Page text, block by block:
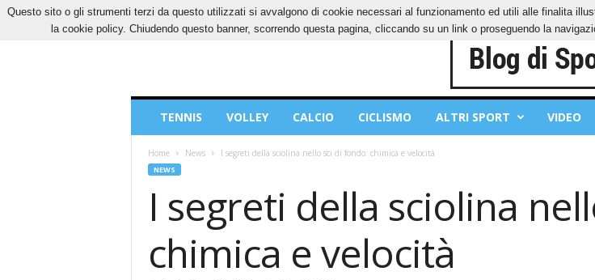
GIOVEDÌ, 6 AGOSTO 2026 CONTATTI COOKIES PRIVACY POLICY
Sport
TENNIS VOLLEY CALCIO CICLISMO ALTRI SPORT VIDEO
Home News I segreti della sciolina nello sci di fondo: chimica e velocità
NEWS
I segreti della sciolina
chimica e velocità
Questo sito o gli strumenti terzi da questo utilizzati si avvalgono di cookie necessari al funzionamento ed utili alle finalita
la cookie policy. Chiudendo questo banner, scorrendo questa pagina, cliccando su un link o proseguendo la